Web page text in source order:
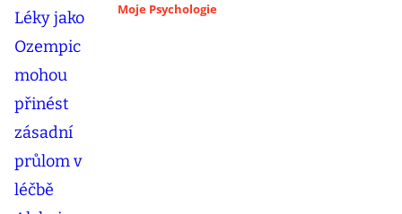
Moje Psychologie